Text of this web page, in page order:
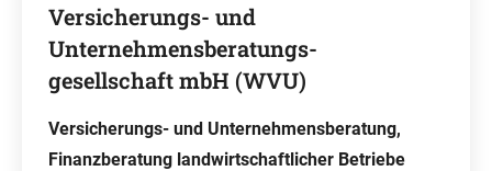
Versicherungs- und
Unternehmensberatungs-
gesellschaft mbH (WVU)
Versicherungs- und Unternehmensberatung,
Finanzberatung landwirtschaftlicher Betriebe